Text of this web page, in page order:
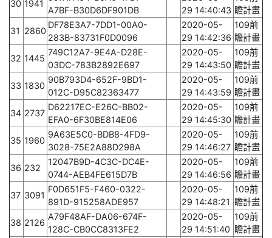
30 1941
A7BF-B30D6DF901DB
29 14:40:43 瞻計畫
31 2860
DF78E3A7-7DD1-00A0-
283B-83731F0D0096
2020-05-
29 14:42:36
109前
瞻計畫
32 1445
749C12A7-9E4A-D28E-
03DC-783B2892E697
2020-05-
29 14:43:50
109前
瞻計畫
33 1830
90B793D4-652F-9BD1-
012C-D95C82363477
2020-05-
29 14:43:59
109前
瞻計畫
34 2737
D62217EC-E26C-BB02-
EFA0-6F30BE814E06
2020-05-
29 14:45:30
109前
瞻計畫
35 1960
9A63E5C0-BDB8-4FD9-
3028-75E2A88D298A
2020-05-
29 14:46:27
109前
瞻計畫
36 232
12047B9D-4C3C-DC4E-
0744-AEB4FE615D7B
2020-05-
29 14:46:56
109前
瞻計畫
37 3091
F0D651F5-F460-0322-
891D-915258ADE957
2020-05-
29 14:48:21
109前
瞻計畫
38 2126
A79F48AF-DA06-674F-
128C-CB0CC8313FE2
2020-05-
29 14:51:40
109前
瞻計畫